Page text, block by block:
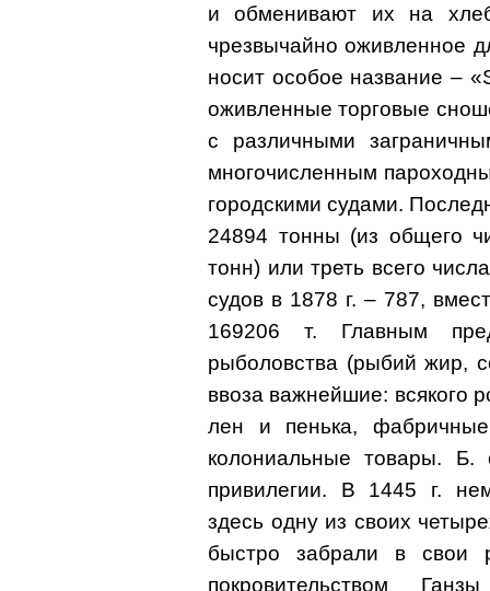
и обменивают их на
чрезвычайно оживленное
носит особое название –
оживленные торговые
с различными
многочисленным
городскими судами.
24894 тонны (из общего
тонн) или треть всего
судов в 1878 г. – 787,
169206 т. Главным
рыболовства (рыбий жир,
ввоза важнейшие: всякого
лен и пенька,
колониальные товары.
привилегии. В 1445 г.
здесь одну из своих
быстро забрали в свои
покровительством